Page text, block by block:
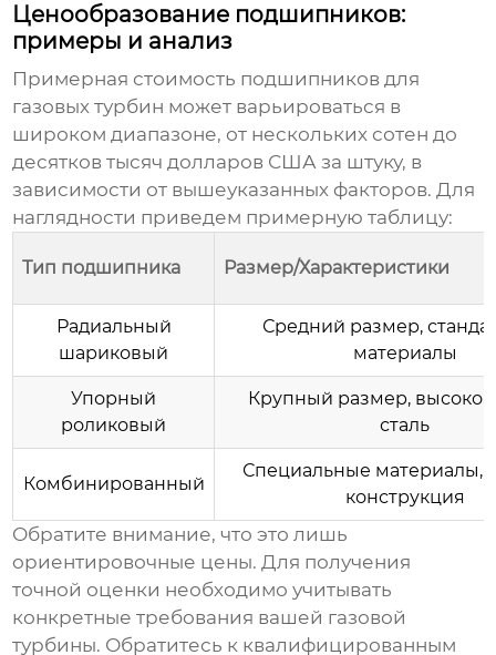
Ценообразование подшипников:
примеры и анализ
Примерная стоимость подшипников для
газовых турбин может варьироваться в
широком диапазоне, от нескольких сотен до
десятков тысяч долларов США за штуку, в
зависимости от вышеуказанных факторов. Для
наглядности приведем примерную таблицу:
Тип подшипника Размер/Характеристики
Радиальный
шариковый
Средний размер,
материалы
Упорный
роликовый
Крупный размер,
сталь
Комбинированный
Специальные материалы,
конструкция
Обратите внимание, что это лишь
ориентировочные цены. Для получения
точной оценки необходимо учитывать
конкретные требования вашей газовой
турбины. Обратитесь к квалифицированным